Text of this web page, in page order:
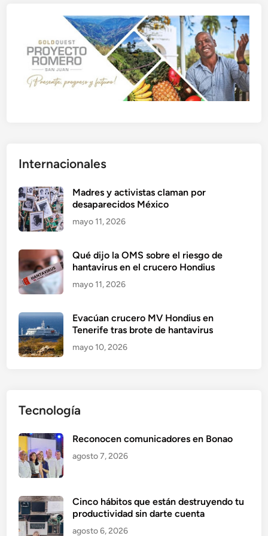
Internacionales
Madres y activistas claman por
desaparecidos México
mayo 11, 2026
Qué dijo la OMS sobre el riesgo de
hantavirus en el crucero Hondius
mayo 11, 2026
Evacúan crucero MV Hondius en
Tenerife tras brote de hantavirus
mayo 10, 2026
Tecnología
Reconocen comunicadores en Bonao
agosto 7, 2026
Cinco hábitos que están destruyendo tu
productividad sin darte cuenta
agosto 6, 2026